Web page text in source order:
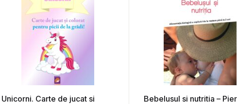
Unicorni. Carte de jucat si
Bebelusul si nutritia –